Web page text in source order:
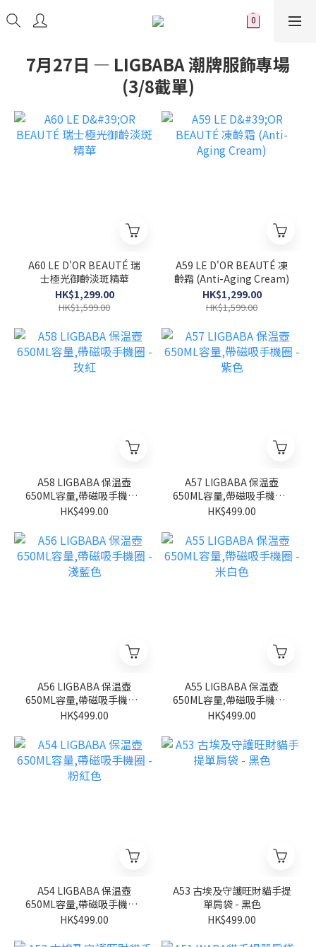
7月27日 — LIGBABA 潮牌服飾專場
(3/8截單)
A60 LE D'OR BEAUTÉ 瑞
士極光御齡淡斑精華
HK$1,299.00
HK$1,599.00
A59 LE D'OR BEAUTÉ 凍
齡霜 (Anti-Aging Cream)
HK$1,299.00
HK$1,599.00
A58 LIGBABA 保温壺
650ML容量,帶磁吸手機圈 -
玫紅
HK$499.00
A57 LIGBABA 保温壺
650ML容量,帶磁吸手機圈 -
紫色
HK$499.00
A56 LIGBABA 保温壺
650ML容量,帶磁吸手機圈 -
淺藍色
HK$499.00
A55 LIGBABA 保温壺
650ML容量,帶磁吸手機圈 -
米白色
HK$499.00
A54 LIGBABA 保温壺
650ML容量,帶磁吸手機圈 -
粉紅色
HK$499.00
A53 古埃及守護旺財貓手提
單肩袋 - 黑色
HK$499.00